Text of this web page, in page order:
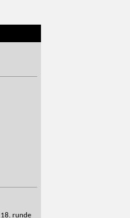
18. runde